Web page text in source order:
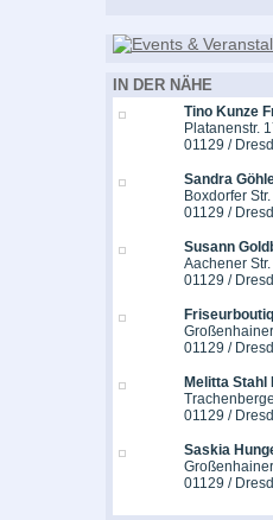
IN DER NÄHE
Tino Kunze
Platanenstr.
01129 /
Sandra
Boxdorfer
01129 /
Susann
Aachener
01129 /
01129 /
Melitta Stahl
01129 /
Saskia
01129 /